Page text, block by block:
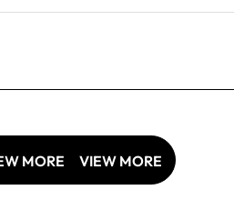
VIEW MORE VIEW MORE